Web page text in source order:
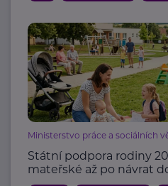
Ministerstvo práce a sociálních
Státní podpora rodiny
mateřské až po návrat